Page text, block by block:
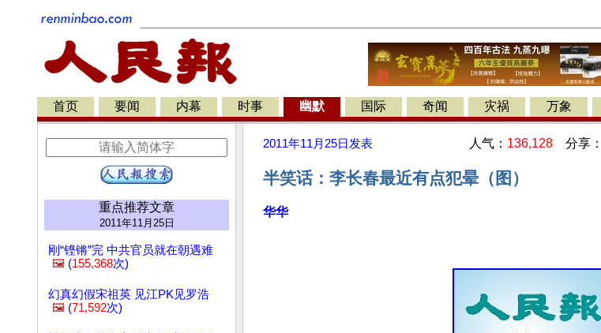
首页 要闻 内幕 时事 幽默 国际 奇闻 灾祸 万象
重点推荐文章
2011年11月25日
刚“铿锵”完 中共官员就在朝遇难
🖼️ (155,368次)
幻真幻假宋祖英 见江PK见罗浩
🖼️ (71,592次)
2011年11月25日 发表 人气： 136,128 分享：
半笑话：李长春最近有点犯晕（图）
华华